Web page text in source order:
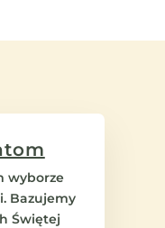
wyborze
Bazujemy
Świętej